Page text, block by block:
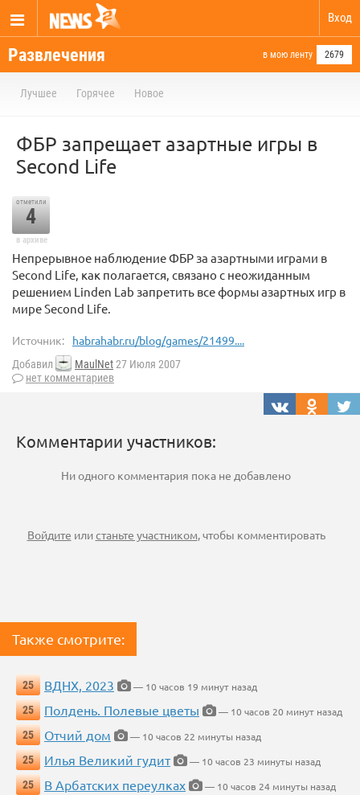
Вход
Развлечения в мою ленту 2679
Лучшее Горячее Новое
ФБР запрещает азартные игры в
Second Life
отметили
4
в архиве
Непрерывное наблюдение ФБР за азартными играми в
Second Life, как полагается, связано с неожиданным
решением Linden Lab запретить все формы азартных игр в
мире Second Life.
Источник: habrahabr.ru/blog/games/21499....
Добавил MaulNet27 Июля 2007
нет комментариев
Комментарии участников:
Ни одного комментария пока не добавлено
Войдите илистаньте участником, чтобы комментировать
Также смотрите:
25 ВДНХ, 2023
— 10 часов 19 минут назад
25
Полдень. Полевые цветы
— 10 часов 20 минут назад
25
Отчий дом
— 10 часов 22 минуты назад
25
Илья Великий гудит
— 10 часов 23 минуты назад
25
В Арбатских переулках
— 10 часов 24 минуты назад